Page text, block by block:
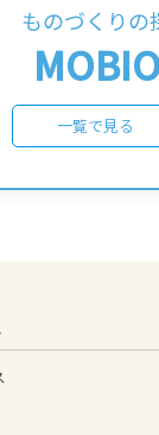
ものづくりの
一覧で見る